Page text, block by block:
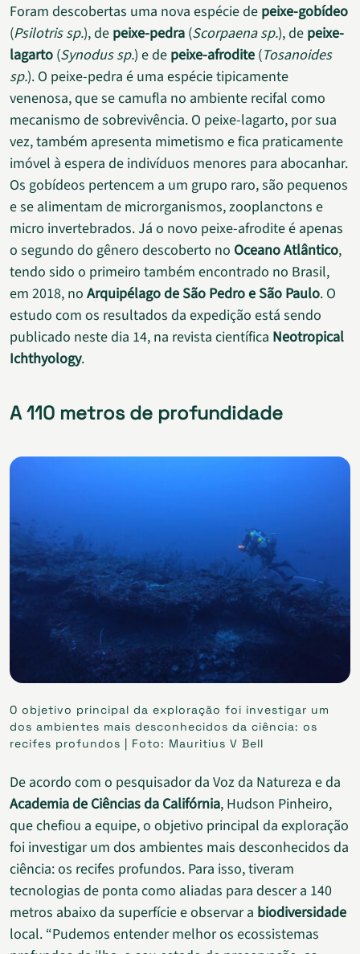
Foram descobertas uma nova espécie de peixe-gobídeo
(Psilotris sp.), de peixe-pedra (Scorpaena sp.), de peixe-
lagarto (Synodus sp.) e de peixe-afrodite (Tosanoides
sp.). O peixe-pedra é uma espécie tipicamente
venenosa, que se camufla no ambiente recifal como
mecanismo de sobrevivência. O peixe-lagarto, por sua
vez, também apresenta mimetismo e fica praticamente
imóvel à espera de indivíduos menores para abocanhar.
Os gobídeos pertencem a um grupo raro, são pequenos
e se alimentam de microrganismos, zooplanctons e
micro invertebrados. Já o novo peixe-afrodite é apenas
o segundo do gênero descoberto no Oceano Atlântico,
tendo sido o primeiro também encontrado no Brasil,
em 2018, no Arquipélago de São Pedro e São Paulo. O
estudo com os resultados da expedição está sendo
publicado neste dia 14, na revista científica Neotropical
Ichthyology.
A 110 metros de profundidade
O objetivo principal da exploração foi investigar um
dos ambientes mais desconhecidos da ciência: os
recifes profundos | Foto: Mauritius V Bell
De acordo com o pesquisador da Voz da Natureza e da
Academia de Ciências da Califórnia, Hudson Pinheiro,
que chefiou a equipe, o objetivo principal da exploração
foi investigar um dos ambientes mais desconhecidos da
ciência: os recifes profundos. Para isso, tiveram
tecnologias de ponta como aliadas para descer a 140
metros abaixo da superfície e observar a biodiversidade
local. “Pudemos entender melhor os ecossistemas